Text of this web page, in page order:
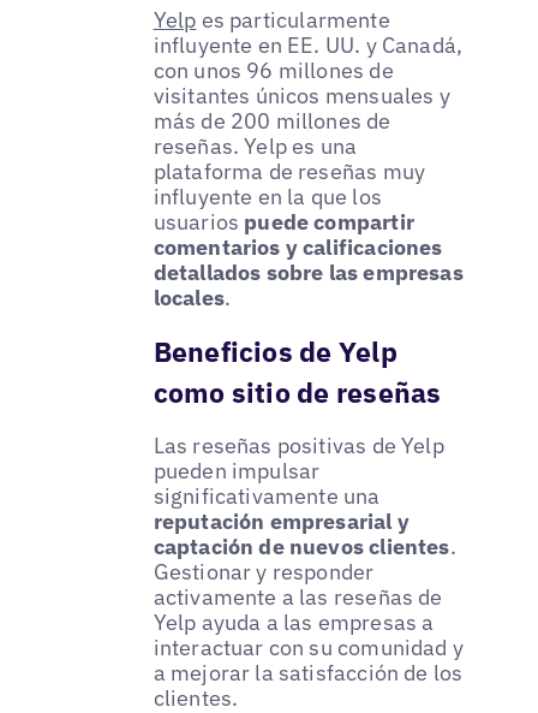
Yelp es particularmente
influyente en EE. UU. y Canadá,
con unos 96 millones de
visitantes únicos mensuales y
más de 200 millones de
reseñas. Yelp es una
plataforma de reseñas muy
influyente en la que los
usuarios puede compartir
comentarios y calificaciones
detallados sobre las empresas
locales.
Beneficios de Yelp
como sitio de reseñas
Las reseñas positivas de Yelp
pueden impulsar
significativamente una
reputación empresarial y
captación de nuevos clientes.
Gestionar y responder
activamente a las reseñas de
Yelp ayuda a las empresas a
interactuar con su comunidad y
a mejorar la satisfacción de los
clientes.